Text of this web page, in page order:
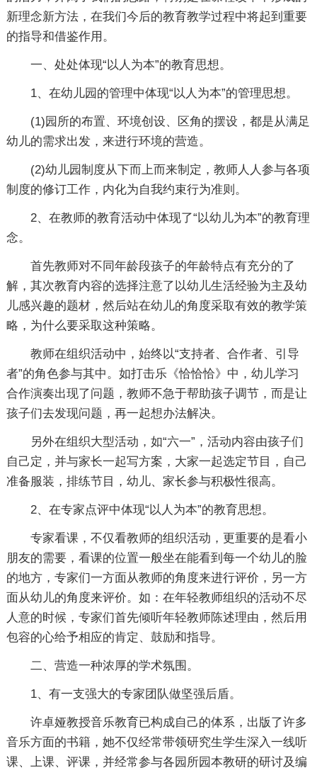
新理念新方法，在我们今后的教育教学过程中将起到重要
的指导和借鉴作用。
一、处处体现“以人为本”的教育思想。
1、在幼儿园的管理中体现“以人为本”的管理思想。
(1)园所的布置、环境创设、区角的摆设，都是从满足
幼儿的需求出发，来进行环境的营造。
(2)幼儿园制度从下而上而来制定，教师人人参与各项
制度的修订工作，内化为自我约束行为准则。
2、在教师的教育活动中体现了“以幼儿为本”的教育理
念。
首先教师对不同年龄段孩子的年龄特点有充分的了
解，其次教育内容的选择注意了以幼儿生活经验为主及幼
儿感兴趣的题材，然后站在幼儿的角度采取有效的教学策
略，为什么要采取这种策略。
教师在组织活动中，始终以“支持者、合作者、引导
者”的角色参与其中。如打击乐《恰恰恰》中，幼儿学习
合作演奏出现了问题，教师不急于帮助孩子调节，而是让
孩子们去发现问题，再一起想办法解决。
另外在组织大型活动，如“六一”，活动内容由孩子们
自己定，并与家长一起写方案，大家一起选定节目，自己
准备服装，排练节目，幼儿、家长参与积极性很高。
2、在专家点评中体现“以人为本”的教育思想。
专家看课，不仅看教师的组织活动，更重要的是看小
朋友的需要，看课的位置一般坐在能看到每一个幼儿的脸
的地方，专家们一方面从教师的角度来进行评价，另一方
面从幼儿的角度来评价。如：在年轻教师组织的活动不尽
人意的时候，专家们首先倾听年轻教师陈述理由，然后用
包容的心给予相应的肯定、鼓励和指导。
二、营造一种浓厚的学术氛围。
1、有一支强大的专家团队做坚强后盾。
许卓娅教授音乐教育已构成自己的体系，出版了许多
音乐方面的书籍，她不仅经常带领研究生学生深入一线听
课、上课、评课，并经常参与各园所园本教研的研讨及编